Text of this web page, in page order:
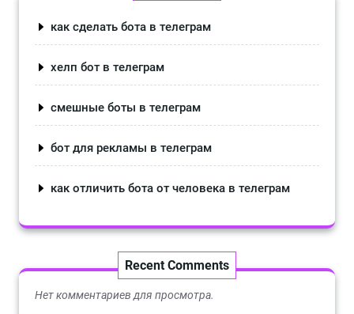
как сделать бота в телеграм
хелп бот в телеграм
смешные боты в телеграм
бот для рекламы в телеграм
как отличить бота от человека в телеграм
Recent Comments
Нет комментариев для просмотра.